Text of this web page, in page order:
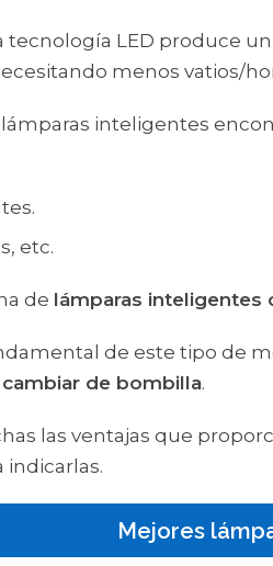
tecnología LED produce
menos vatios/
inteligentes
etc.
de lámparas inteligentes
de este tipo de
de bombilla.
las ventajas que
indicarlas.
Mejores